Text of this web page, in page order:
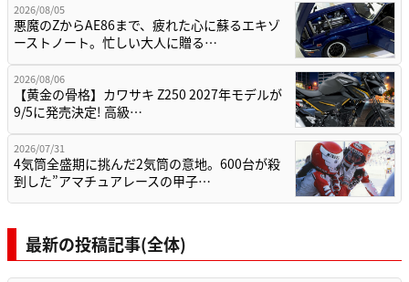
2026/08/05
悪魔のZからAE86まで、疲れた心に蘇るエキゾ
ーストノート。忙しい大人に贈る…
2026/08/06
【黄金の骨格】カワサキ Z250 2027年モデルが
9/5に発売決定! 高級…
2026/07/31
4気筒全盛期に挑んだ2気筒の意地。600台が殺
到した”アマチュアレースの甲子…
最新の投稿記事(全体)